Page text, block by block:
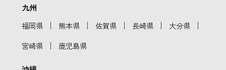
九州
福岡県 ｜ 熊本県 ｜ 佐賀県 ｜ 長崎県 ｜ 大分県 ｜
宮崎県 ｜ 鹿児島県